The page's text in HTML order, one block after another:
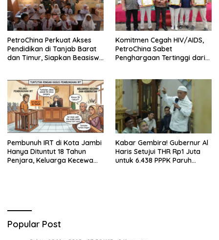
PetroChina Perkuat Akses
Pendidikan di Tanjab Barat
dan Timur, Siapkan Beasiswa
Komitmen Cegah HIV/AIDS,
PetroChina Sabet
Penghargaan Tertinggi dari
Pembunuh IRT di Kota Jambi
Hanya Dituntut 18 Tahun
Penjara, Keluarga Kecewa
Kabar Gembira! Gubernur Al
Haris Setujui THR Rp1 Juta
untuk 6.438 PPPK Paruh
Popular Post